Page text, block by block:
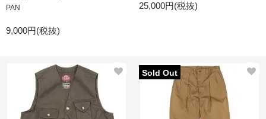
PAN
9,000円(税抜)
25,000円(税抜)
Sold Out